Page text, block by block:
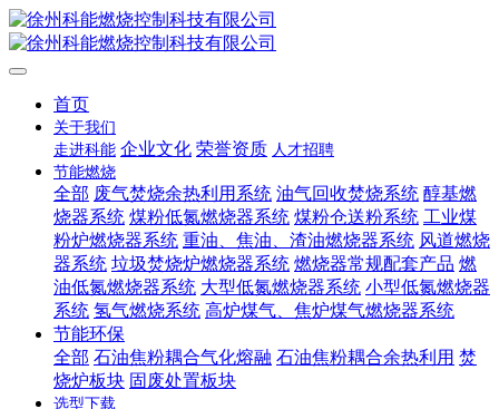
首页
关于我们
走进科能 企业文化 荣誉资质 人才招聘
节能燃烧
全部 废气焚烧余热利用系统 油气回收焚烧系统 醇基燃
烧器系统 煤粉低氮燃烧器系统 煤粉仓送粉系统 工业煤
粉炉燃烧器系统 重油、焦油、渣油燃烧器系统 风道燃烧
器系统 垃圾焚烧炉燃烧器系统 燃烧器常规配套产品 燃
油低氮燃烧器系统 大型低氮燃烧器系统 小型低氮燃烧器
系统 氢气燃烧系统 高炉煤气、焦炉煤气燃烧器系统
节能环保
全部 石油焦粉耦合气化熔融 石油焦粉耦合余热利用 焚
烧炉板块 固废处置板块
选型下载